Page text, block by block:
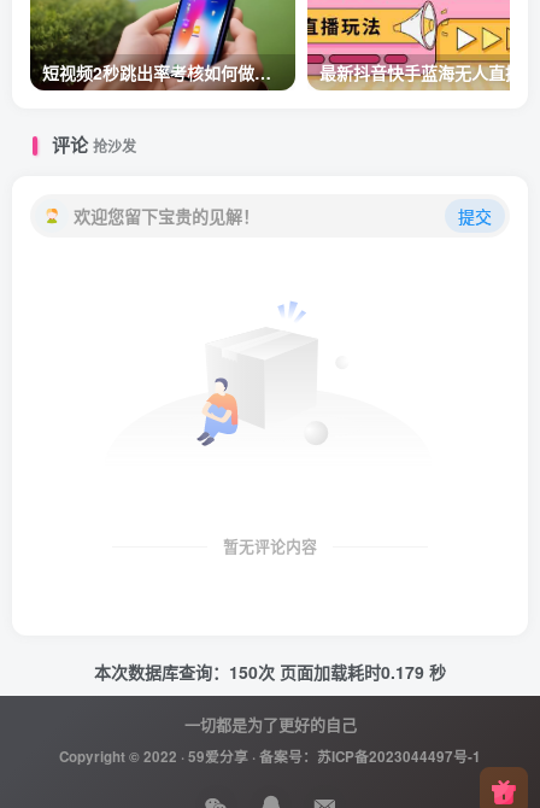
短视频2秒跳出率考核如何做留存？
评论抢沙发
欢迎您留下宝贵的见解！ 提交
暂无评论内容
本次数据库查询：150次 页面加载耗时0.179 秒
一切都是为了更好的自己
Copyright © 2022 ·59爱分享 · 备案号： 苏ICP备2023044497号-1